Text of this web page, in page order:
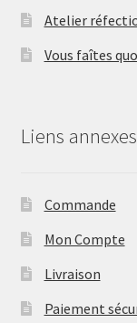
Atelier
Vous faîtes
Liens annexes
Commande
Mon Compte
Livraison
Paiement